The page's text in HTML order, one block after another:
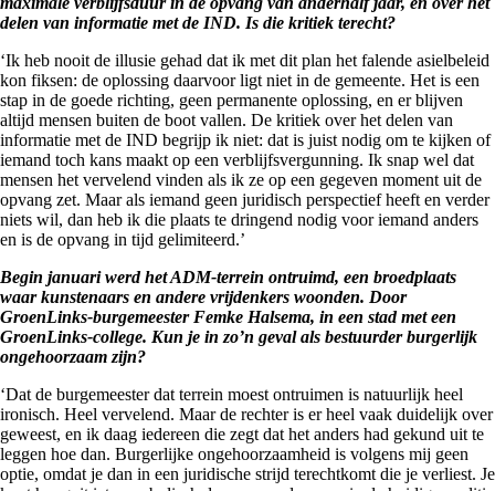
delen van informatie met de IND. Is die kritiek terecht?
‘Ik heb nooit de illusie gehad dat ik met dit plan het falende asielbeleid
kon fiksen: de oplossing daarvoor ligt niet in de gemeente. Het is een
stap in de goede richting, geen permanente oplossing, en er blijven
altijd mensen buiten de boot vallen. De kritiek over het delen van
informatie met de IND begrijp ik niet: dat is juist nodig om te kijken of
iemand toch kans maakt op een verblijfsvergunning. Ik snap wel dat
mensen het vervelend vinden als ik ze op een gegeven moment uit de
opvang zet. Maar als iemand geen juridisch perspectief heeft en verder
niets wil, dan heb ik die plaats te dringend nodig voor iemand anders
en is de opvang in tijd gelimiteerd.’
Begin januari werd het ADM-terrein ontruimd, een broedplaats
waar kunstenaars en andere vrijdenkers woonden. Door
GroenLinks-burgemeester Femke Halsema, in een stad met een
GroenLinks-college. Kun je in zo’n geval als bestuurder burgerlijk
ongehoorzaam zijn?
‘Dat de burgemeester dat terrein moest ontruimen is natuurlijk heel
ironisch. Heel vervelend. Maar de rechter is er heel vaak duidelijk over
geweest, en ik daag iedereen die zegt dat het anders had gekund uit te
leggen hoe dan. Burgerlijke ongehoorzaamheid is volgens mij geen
optie, omdat je dan in een juridische strijd terechtkomt die je verliest. Je